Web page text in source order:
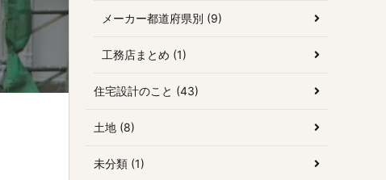
メーカー都道府県別 (9)
工務店まとめ (1)
住宅設計のこと (43)
土地 (8)
未分類 (1)